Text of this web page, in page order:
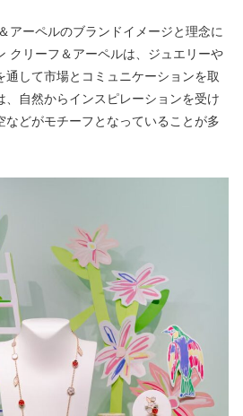
アーペルのブランドイメージと理念に
クリーフ＆アーペルは、ジュエリーや
して市場とコミュニケーションを取
、自然からインスピレーションを受け
などがモチーフとなっていることが多